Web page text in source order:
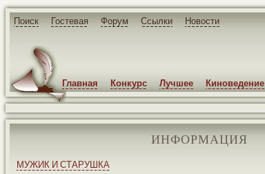
Поиск Гостевая Форум Ссылки Новости
Главная Конкурс Лучшее Киноведение
ИНФОРМАЦИЯ
МУЖИК И СТАРУШКА